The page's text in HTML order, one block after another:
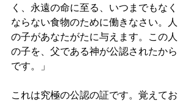
く、永遠の命に至る、いつまでもなく
ならない食物のために働きなさい。人
の子があなたがたに与えます。この人
の子を、父である神が公認されたから
です。」
これは究極の公認の証です。覚えてお